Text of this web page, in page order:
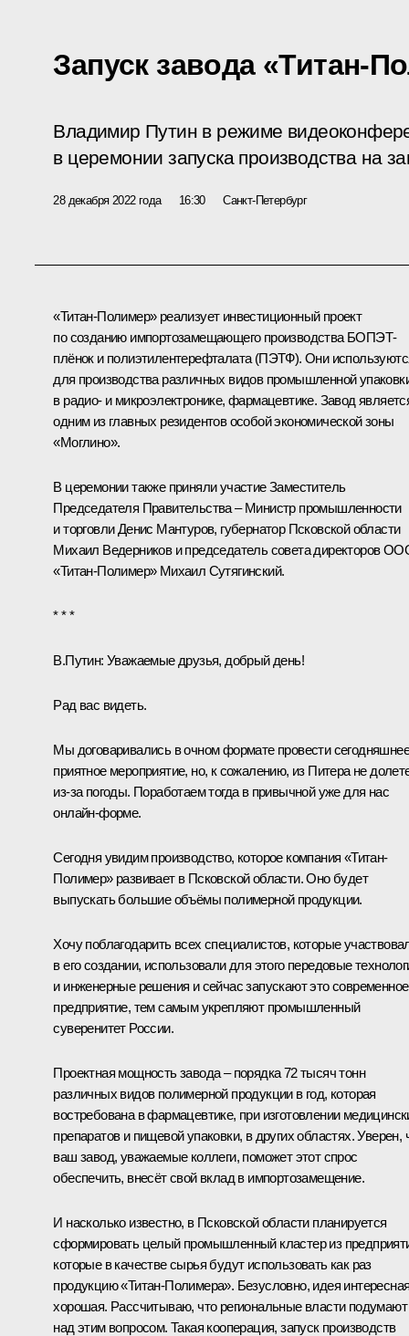
Запуск завода «Титан-
Владимир Путин в режиме
в церемонии запуска производства на
28 декабря 2022 года 16:30 Санкт-Петербург
«Титан-Полимер» реализует инвестиционный проект
по созданию импортозамещающего производства БОПЭТ-
плёнок и полиэтилентерефталата (ПЭТФ). Они
для производства различных видов промышленной
в радио- и микроэлектронике, фармацевтике. Завод
одним из главных резидентов особой экономической зоны
«Моглино».
В церемонии также приняли участие Заместитель
Председателя Правительства – Министр промышленности
и торговлиДенис Мантуров, губернатор Псковской области
Михаил Ведерникови председатель совета директоров
«Титан-Полимер» Михаил Сутягинский.
* * *
В.Путин: Уважаемые друзья, добрый день!
Рад вас видеть.
Мы договаривались в очном формате провести сегодняшнее
приятное мероприятие, но, к сожалению, из Питера не
из-за погоды. Поработаем тогда в привычной уже для нас
онлайн-форме.
Сегодня увидим производство, которое компания «Титан-
Полимер» развивает в Псковской области. Оно будет
выпускать большие объёмы полимерной продукции.
Хочу поблагодарить всех специалистов, которые
в его создании, использовали для этого передовые
и инженерные решения и сейчас запускают это современное
предприятие, тем самым укрепляют промышленный
суверенитет России.
Проектная мощность завода – порядка 72 тысяч тонн
различных видов полимерной продукции в год, которая
востребована в фармацевтике, при изготовлении
препаратов и пищевой упаковки, в других областях. Уверен,
ваш завод, уважаемые коллеги, поможет этот спрос
обеспечить, внесёт свой вклад в импортозамещение.
И насколько известно, в Псковской области планируется
сформировать целый промышленный кластер из
которые в качестве сырья будут использовать как раз
продукцию «Титан-Полимера». Безусловно, идея
хорошая. Рассчитываю, что региональные власти подумают
над этим вопросом. Такая кооперация, запуск производств